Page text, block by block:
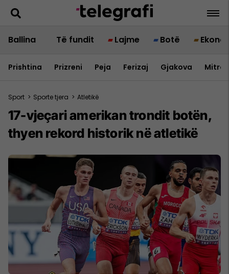
Ballina Të fundit Lajme Botë
Prishtina Prizreni Peja Ferizaj Gjakova
Sport > Sporte tjera > Atletikë
17-vjeçari amerikan trondit botën,
thyen rekord historik në atletikë